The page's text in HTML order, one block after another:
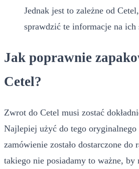
Jednak jest to zależne od
sprawdzić te informacje na ich
Jak poprawnie
Cetel?
Zwrot do Cetel musi zostać
Najlepiej użyć do tego oryginalnego
zamówienie zostało dostarczone do
takiego nie posiadamy to ważne, by